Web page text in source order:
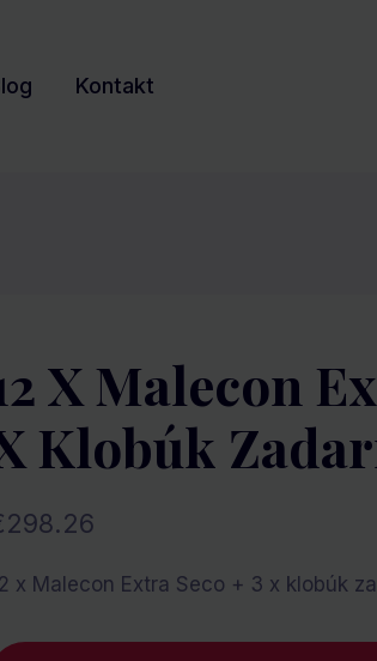
Kontakt
X Malecon
Klobúk
298.26
x Malecon Extra Seco + 3 x klobúk